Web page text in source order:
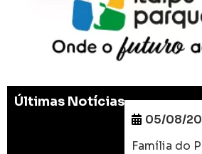
Últimas Notícias
05/08/
Família do